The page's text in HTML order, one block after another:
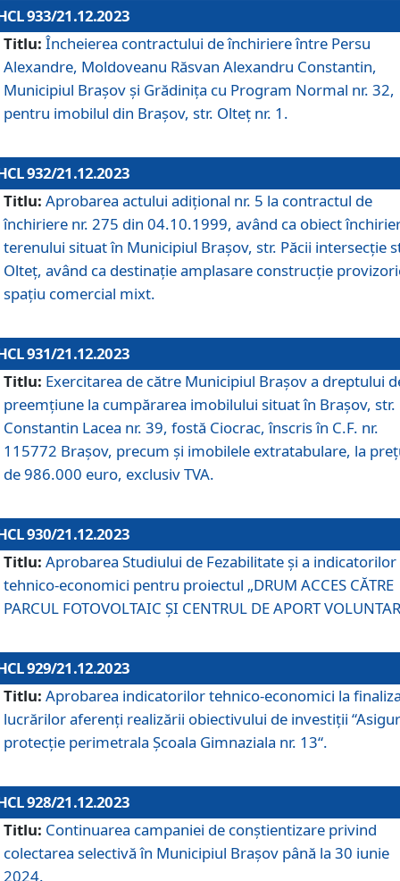
933/21.12.2023
Titlu: Încheierea contractului de închiriere între Persu
Alexandre, Moldoveanu Răsvan Alexandru Constantin,
Municipiul Braşov şi Grădinița cu Program Normal nr. 32,
pentru imobilul din Brașov, str. Olteț nr. 1.
932/21.12.2023
Titlu: Aprobarea actului adițional nr. 5 la contractul de
închiriere nr. 275 din 04.10.1999, având ca obiect
terenului situat în Municipiul Brașov, str. Păcii intersecție
Olteț, având ca destinație amplasare construcție
spațiu comercial mixt.
931/21.12.2023
Titlu: Exercitarea de către Municipiul Brașov a dreptului
preemțiune la cumpărarea imobilului situat în Brașov, str.
Constantin Lacea nr. 39, fostă Ciocrac, înscris în C.F. nr.
115772 Brașov, precum și imobilele extratabulare, la
de 986.000 euro, exclusiv TVA.
930/21.12.2023
Titlu: Aprobarea Studiului de Fezabilitate și a indicatorilor
tehnico-economici pentru proiectul „DRUM ACCES CĂTRE
PARCUL FOTOVOLTAIC ȘI CENTRUL DE APORT
929/21.12.2023
Titlu: Aprobarea indicatorilor tehnico-economici la
lucrărilor aferenți realizării obiectivului de investiții
protecție perimetrala Școala Gimnaziala nr. 13“.
928/21.12.2023
Titlu: Continuarea campaniei de conștientizare privind
colectarea selectivă în Municipiul Braşov până la 30 iunie
2024.